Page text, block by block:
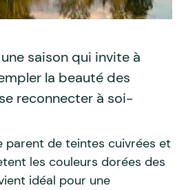
saison qui invite à
la beauté des
reconnecter à soi-
parent de teintes cuivrées et
les couleurs dorées des
idéal pour une